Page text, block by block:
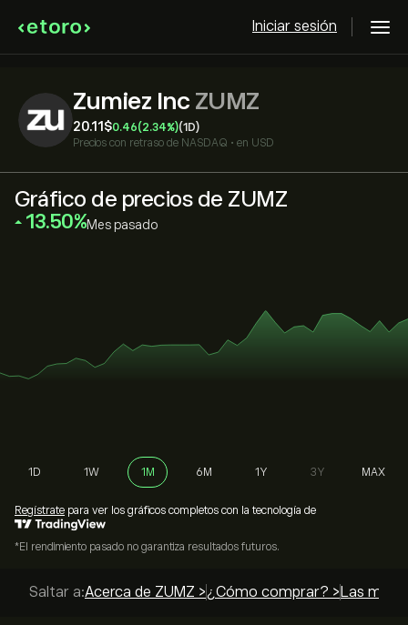
Iniciar sesión
Zumiez Inc ZUMZ
20.11‎$‎0.46(2.34%)(1D)
Precios con retraso de NASDAQ • en USD
Gráfico de precios de ZUMZ
‎13.50‎ Mes pasado
1D 1W 1M 6M 1Y 3Y MAX
Regístrate para ver los gráficos completos con la tecnología de
*El rendimiento pasado no garantiza resultados futuros.
Saltar a:Acerca de ZUMZ >¿Cómo comprar? > Las